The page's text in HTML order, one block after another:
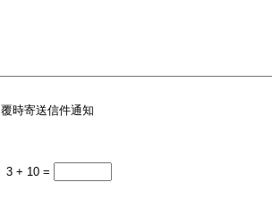
時寄送信件通知
3 + 10 =